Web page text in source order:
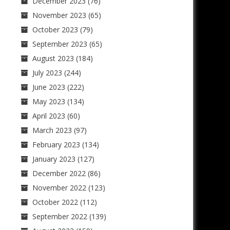
November 2023 (65)
October 2023 (79)
September 2023 (65)
August 2023 (184)
July 2023 (244)
June 2023 (222)
May 2023 (134)
April 2023 (60)
March 2023 (97)
February 2023 (134)
January 2023 (127)
December 2022(86)
November 2022(123)
October 2022(112)
September 2022(139)